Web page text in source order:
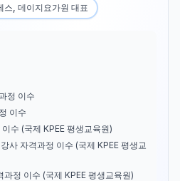
스, 데이지요가원 대표
정 이수
이수
수 (국제 KPEE 평생교육원)
자격과정 이수 (국제 KPEE 평생교
정 이수 (국제 KPEE 평생교육원)